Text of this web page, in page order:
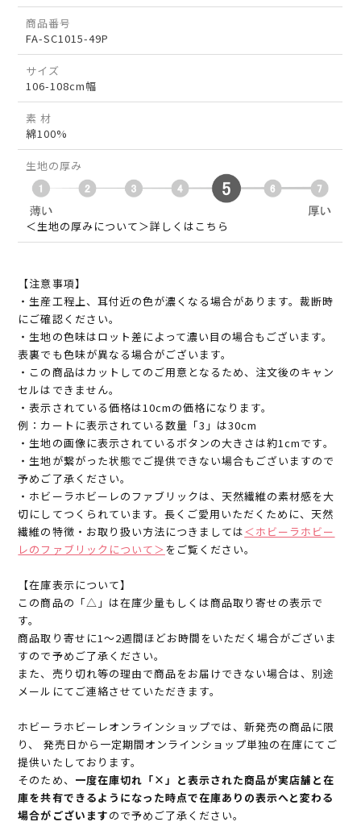
商品番号
FA-SC1015-49P
サイズ
106-108cm幅
素 材
綿100%
生地の厚み
＜生地の厚みについて＞詳しくはこちら
【注意事項】
・生産工程上、耳付近の色が濃くなる場合があります。裁断時
にご確認ください。
・生地の色味はロット差によって濃い目の場合もございます。
表裏でも色味が異なる場合がございます。
・この商品はカットしてのご用意となるため、注文後のキャン
セルはできません。
・表示されている価格は10cmの価格になります。
例：カートに表示されている数量「3」は30cm
・生地の画像に表示されているボタンの大きさは約1cmです。
・生地が繋がった状態でご提供できない場合もございますので
予めご了承ください。
・ホビーラホビーレのファブリックは、天然繊維の素材感を大
切にしてつくられています。長くご愛用いただくために、天然
繊維の特徴・お取り扱い方法につきましては＜ホビーラホビー
レのファブリックについて＞ をご覧ください。
【在庫表示について】
この商品の「△」は在庫少量もしくは商品取り寄せの表示で
す。
商品取り寄せに1～2週間ほどお時間をいただく場合がございま
すので予めご了承ください。
また、売り切れ等の理由で商品をお届けできない場合は、別途
メールにてご連絡させていただきます。
ホビーラホビーレオンラインショップでは、新発売の商品に限
り、 発売日から一定期間オンラインショップ単独の在庫にてご
提供いたしております。
そのため、 一度在庫切れ「×」と表示された商品が実店舗と在
庫を共有できるようになった時点で在庫ありの表示へと変わる
場合がございますので予めご了承ください。